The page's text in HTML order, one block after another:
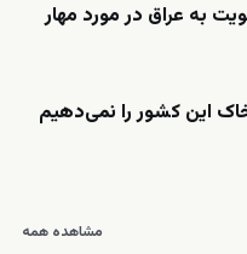
به عراق در مورد مهار
این کشور را نمی‌دهیم
مشاهده همه